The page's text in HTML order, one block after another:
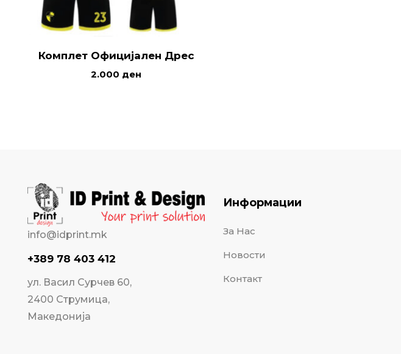
Комплет Официјален Дрес
2.000 ден
info@idprint.mk
+389 78 403 412
ул. Васил Сурчев 60,
2400 Струмица,
Македонија
Информации
За Нас
Новости
Контакт